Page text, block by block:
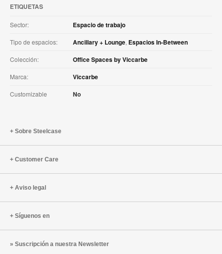
ETIQUETAS
Sector: Espacio de trabajo
Tipo de espacios: Ancillary + Lounge, Espacios In-Between
Colección: Office Spaces by Viccarbe
Marca: Viccarbe
Customizable No
Sobre Steelcase
Customer Care
Aviso legal
Síguenos en
Suscripción a nuestra Newsletter